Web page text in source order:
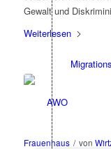
Gewalt und
Weiterlesen
Frauenhaus / von